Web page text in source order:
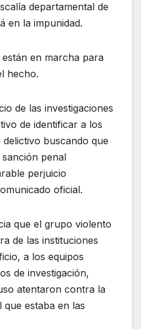
departamental de
en la impunidad.
están en marcha para
hecho.
de las investigaciones
de identificar a los
buscando que
penal
perjuicio
oficial.
que el grupo violento
de las instituciones
a los equipos
de investigación,
atentaron contra la
que estaba en las